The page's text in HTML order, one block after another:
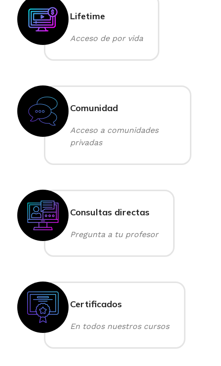
Lifetime
Acceso de por vida
Comunidad
Acceso a comunidades
privadas
Consultas directas
Pregunta a tu profesor
Certificados
En todos nuestros cursos